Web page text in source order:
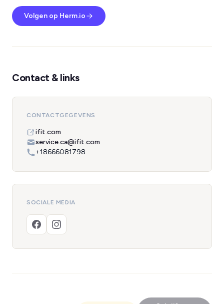
Volgen op Herm.io
Contact & links
CONTACTGEGEVENS
ifit.com
service.ca@ifit.com
+18666081798
SOCIALE MEDIA